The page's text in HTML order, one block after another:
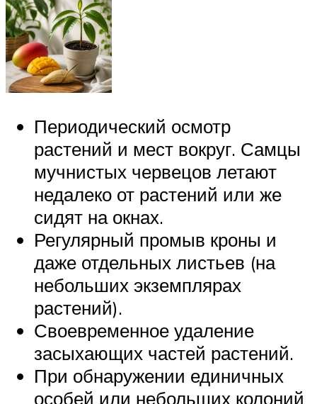
Периодический осмотр
растений и мест вокруг. Самцы
мучнистых червецов летают
недалеко от растений или же
сидят на окнах.
Регулярный промыв кроны и
даже отдельных листьев (на
небольших экземплярах
растений).
Своевременное удаление
засыхающих частей растений.
При обнаружении единичных
особей или небольших колоний